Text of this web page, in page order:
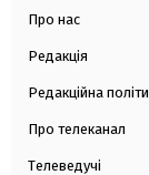
Про нас
Редакція
Редакційна
Про телеканал
Телеведучі